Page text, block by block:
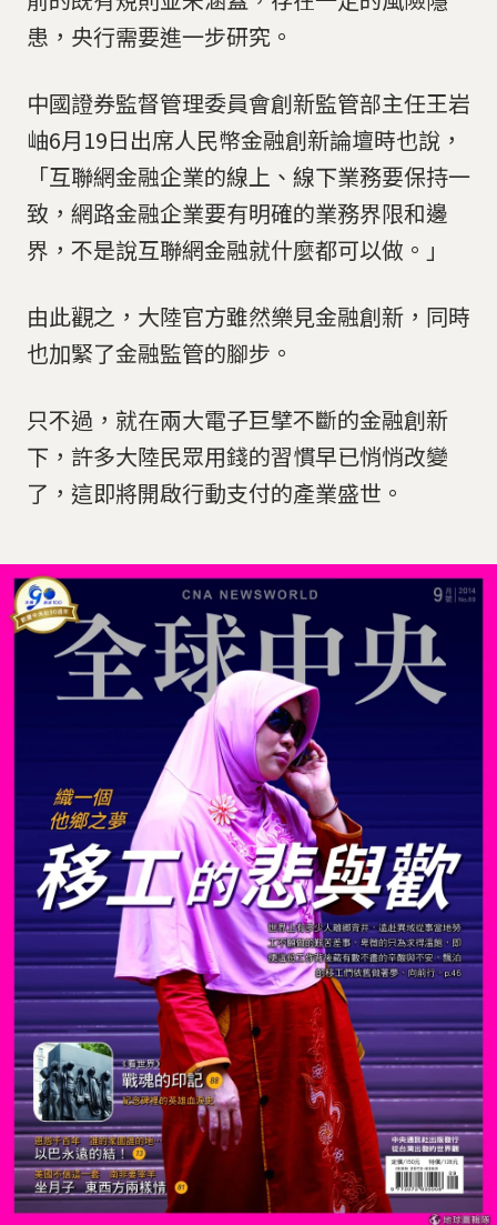
患，央行需要進一步研究。
中國證券監督管理委員會創新監管部主任王岩
岫6月19日出席人民幣金融創新論壇時也說，
「互聯網金融企業的線上、線下業務要保持一
致，網路金融企業要有明確的業務界限和邊
界，不是說互聯網金融就什麼都可以做。」
由此觀之，大陸官方雖然樂見金融創新，同時
也加緊了金融監管的腳步。
只不過，就在兩大電子巨擘不斷的金融創新
下，許多大陸民眾用錢的習慣早已悄悄改變
了，這即將開啟行動支付的產業盛世。